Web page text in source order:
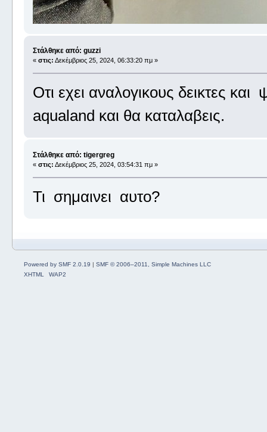
Στάλθηκε από: guzzi
« στις: Δεκέμβριος 25, 2024, 06:33:20 πμ »
Oτι εχει αναλογικους δεικτες
aqualand και θα καταλαβεις.
Στάλθηκε από: tigergreg
« στις: Δεκέμβριος 25, 2024, 03:54:31 πμ »
Τι σημαινει αυτο?
Powered by SMF 2.0.19 | SMF © 2006–2011, Simple Machines LLC
XHTML
WAP2